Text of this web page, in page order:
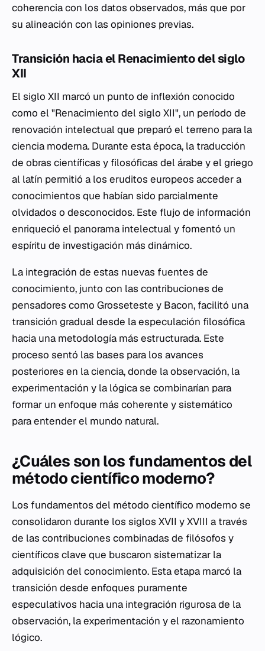
coherencia con los datos observados, más que por
su alineación con las opiniones previas.
Transición hacia el Renacimiento del siglo
XII
El siglo XII marcó un punto de inflexión conocido
como el "Renacimiento del siglo XII", un período de
renovación intelectual que preparó el terreno para la
ciencia moderna. Durante esta época, la traducción
de obras científicas y filosóficas del árabe y el griego
al latín permitió a los eruditos europeos acceder a
conocimientos que habían sido parcialmente
olvidados o desconocidos. Este flujo de información
enriqueció el panorama intelectual y fomentó un
espíritu de investigación más dinámico.
La integración de estas nuevas fuentes de
conocimiento, junto con las contribuciones de
pensadores como Grosseteste y Bacon, facilitó una
transición gradual desde la especulación filosófica
hacia una metodología más estructurada. Este
proceso sentó las bases para los avances
posteriores en la ciencia, donde la observación, la
experimentación y la lógica se combinarían para
formar un enfoque más coherente y sistemático
para entender el mundo natural.
¿Cuáles son los fundamentos del
método científico moderno?
Los fundamentos del método científico moderno se
consolidaron durante los siglos XVII y XVIII a través
de las contribuciones combinadas de filósofos y
científicos clave que buscaron sistematizar la
adquisición del conocimiento. Esta etapa marcó la
transición desde enfoques puramente
especulativos hacia una integración rigurosa de la
observación, la experimentación y el razonamiento
lógico.